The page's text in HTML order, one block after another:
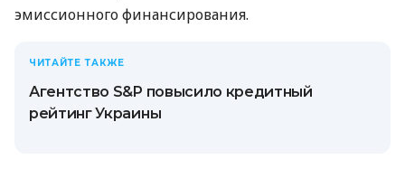
эмиссионного финансирования.
ЧИТАЙТЕ ТАКЖЕ
Агентство S&P повысило кредитный
рейтинг Украины